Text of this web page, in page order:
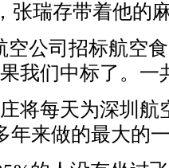
瑞存带着他的
公司招标航空食
我们中标了。一
每天为深圳航
年来做的最大的